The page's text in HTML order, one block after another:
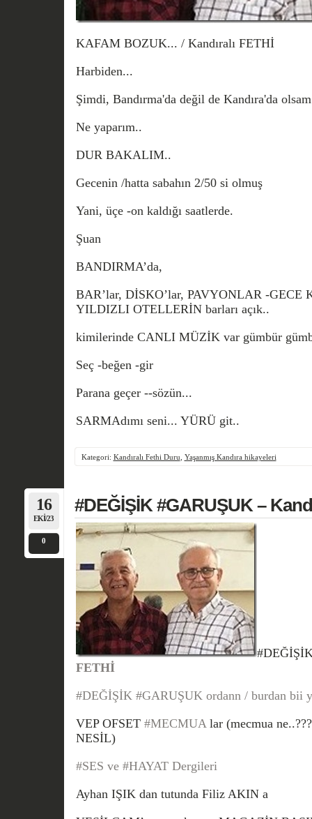
KAFAM BOZUK... / Kandıralı FETHİ
Harbiden...
Şimdi, Bandırma'da değil de Kandıra'da
Ne yaparım..
DUR BAKALIM..
Gecenin /hatta sabahın 2/50 si olmuş
Yani, üçe -on kaldığı saatlerde.
Şuan
BANDIRMA’da,
BAR’lar, DİSKO’lar, PAVYONLAR -GECE
YILDIZLI OTELLERİN barları açık..
kimilerinde CANLI MÜZİK var gümbür
Seç -beğen -gir
Parana geçer --sözün...
SARMAdımı seni... YÜRÜ git..
Kategori: Kandıralı Fethi Duru Yaşanmış Kandıra hikayeleri
16
EKI/23
0
#DEĞİŞİK #GARUŞUK –
FETHİ
#DEĞİŞİK #GARUŞUK ordann / burdan bii
VEP OFSET #MECMUA lar (mecmua
NESİL)
#SES ve #HAYAT Dergileri
Ayhan IŞIK dan tutunda Filiz AKIN a